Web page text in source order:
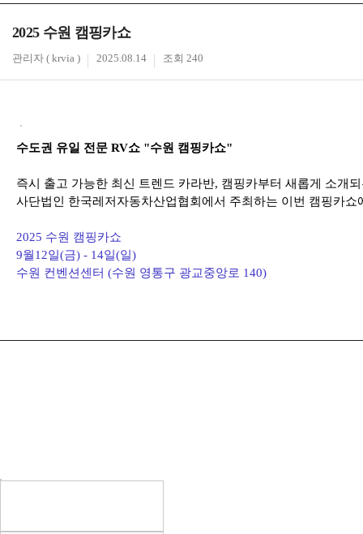
2025 수원 캠핑카쇼
관리자 ( krvia ) 2025.08.14 조회 240
수도권 유일 전문 RV쇼 "수원 캠핑카쇼"
즉시 출고 가능한 최신 트렌드 카라반, 캠핑카부터 새롭게 소개
사단법인 한국레저자동차산업협회에서 주최하는 이번 캠핑카
2025 수원 캠핑카쇼
9월12일(금) - 14일(일)
수원 컨벤션센터 (수원 영통구 광교중앙로 140)